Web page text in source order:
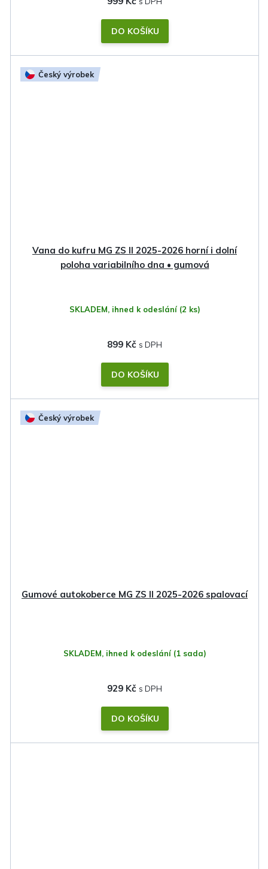
DO KOŠÍKU
Český výrobek
Vana do kufru MG ZS II 2025-2026 horní i dolní
poloha variabilního dna • gumová
SKLADEM, ihned k odeslání (2 ks)
899 Kč
DO KOŠÍKU
Český výrobek
Gumové autokoberce MG ZS II 2025-2026 spalovací
SKLADEM, ihned k odeslání (1 sada)
929 Kč
DO KOŠÍKU